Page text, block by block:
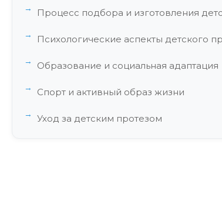
Процесс подбора и изготовления
Психологические аспекты детского
Образование и социальная адаптация
Спорт и активный образ жизни
Уход за детским протезом